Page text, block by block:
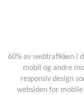
60% av webtrafikken i
mobil og andre
responsiv design
websiden for